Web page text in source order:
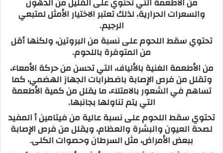
والسعرات الحرارية، لذلك تعتبر الاختيار الأمثل لمتبعي
الرجيم.
تحتوي سقط اللحوم على نسبة من البروتين، ولكنها أقل
من المتوفرة باللحوم.
من الأطعمة الغنية بالألياف، التي تحسن من حركة الأمعاء،
وتقلل من فرص الإصابة باضطرابات الجهاز الهضمي، كما
تساهم في الشعور بالامتلاء، ما يقلل من كمية الأطعمة
التي يتم تناولها بجانبها.
تحتوي سقط اللحوم على نسبة عالية من فيتامين أ المفيد
لصحة العيون والبشرة والعظام، ويقلل من فرص الإصابة
ببعض الأمراض، مثل السرطان وحصوات الكلى.